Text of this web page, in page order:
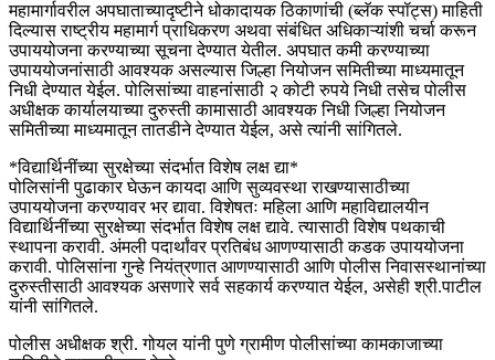
महामार्गावरील अपघाताच्यादृष्टीने धोकादायक ठिकाणांची (ब्लॅक स्पॉट्स) माहिती
दिल्यास राष्ट्रीय महामार्ग प्राधिकरण अथवा संबंधित अधिकाऱ्यांशी चर्चा करून
उपाययोजना करण्याच्या सूचना देण्यात येतील. अपघात कमी करण्याच्या
उपाययोजनांसाठी आवश्यक असल्यास जिल्हा नियोजन समितीच्या माध्यमातून
निधी देण्यात येईल. पोलिसांच्या वाहनांसाठी २ कोटी रुपये निधी तसेच पोलीस
अधीक्षक कार्यालयाच्या दुरुस्ती कामासाठी आवश्यक निधी जिल्हा नियोजन
समितीच्या माध्यमातून तातडीने देण्यात येईल, असे त्यांनी सांगितले.
*विद्यार्थिनींच्या सुरक्षेच्या संदर्भात विशेष लक्ष द्या*
पोलिसांनी पुढाकार घेऊन कायदा आणि सुव्यवस्था राखण्यासाठीच्या
उपाययोजना करण्यावर भर द्यावा. विशेषतः महिला आणि महाविद्यालयीन
विद्यार्थिनींच्या सुरक्षेच्या संदर्भात विशेष लक्ष द्यावे. त्यासाठी विशेष पथकाची
स्थापना करावी. अंमली पदार्थांवर प्रतिबंध आणण्यासाठी कडक उपाययोजना
करावी. पोलिसांना गुन्हे नियंत्रणात आणण्यासाठी आणि पोलीस निवासस्थानांच्या
दुरुस्तीसाठी आवश्यक असणारे सर्व सहकार्य करण्यात येईल, असेही श्री.पाटील
यांनी सांगितले.
पोलीस अधीक्षक श्री. गोयल यांनी पुणे ग्रामीण पोलीसांच्या कामकाजाच्या